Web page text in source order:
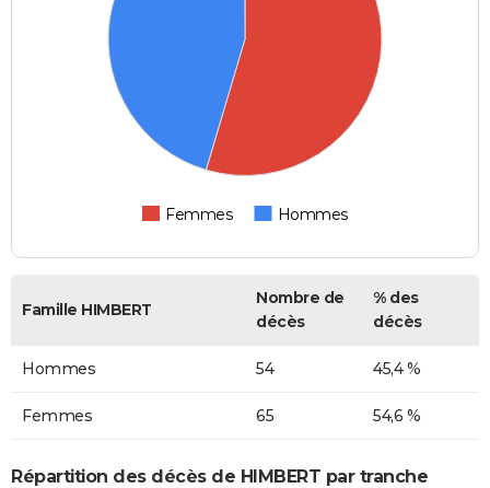
Femmes Hommes
Famille HIMBERT
Nombre de
décès
% des
décès
Hommes 54 45,4 %
Femmes 65 54,6 %
Répartition des décès de HIMBERT par tranche